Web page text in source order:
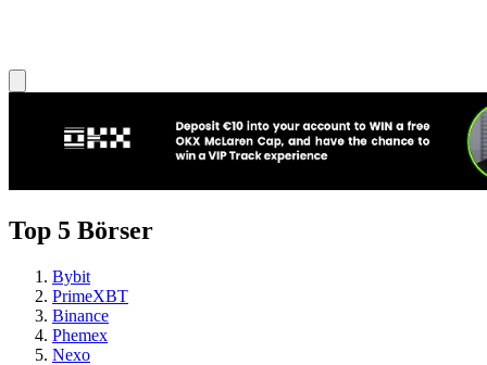
Top 5 Börser
Bybit
PrimeXBT
Binance
Phemex
Nexo